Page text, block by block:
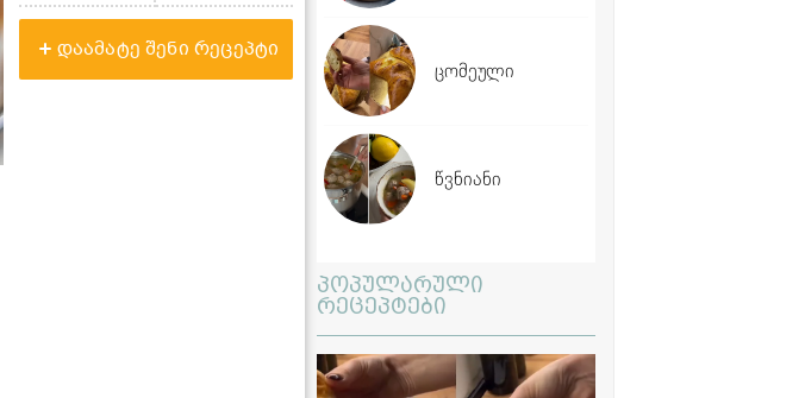
დაამატე შენი რეცეპტი
ცომეული
წვნიანი
პოპულარული
რეცეპტები